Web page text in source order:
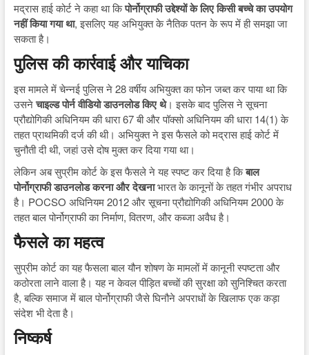
मद्रास हाई कोर्ट ने कहा था किपोर्नोग्राफी उद्देश्यों के लिए किसी बच्चे का उपयोग
नहीं किया गया था, इसलिए यह अभियुक्त के नैतिक पतन के रूप में ही समझा जा
सकता है।
पुलिस की कार्रवाई और याचिका
इस मामले में चेन्नई पुलिस ने 28 वर्षीय अभियुक्त का फोन जब्त कर पाया था कि
उसनेचाइल्ड पोर्न वीडियो डाउनलोड किए थे। इसके बाद पुलिस ने सूचना
प्रौद्योगिकी अधिनियम की धारा 67 बी और पॉक्सो अधिनियम की धारा 14(1) के
तहत प्राथमिकी दर्ज की थी। अभियुक्त ने इस फैसले को मद्रास हाई कोर्ट में
चुनौती दी थी, जहां उसे दोष मुक्त कर दिया गया था।
लेकिन अब सुप्रीम कोर्ट के इस फैसले ने यह स्पष्ट कर दिया है किबाल
पोर्नोग्राफी डाउनलोड करना और देखनाभारत के कानूनों के तहत गंभीर अपराध
है। POCSO अधिनियम 2012 और सूचना प्रौद्योगिकी अधिनियम 2000 के
तहत बाल पोर्नोग्राफी का निर्माण, वितरण, और कब्जा अवैध है।
फैसले का महत्व
सुप्रीम कोर्ट का यह फैसला बाल यौन शोषण के मामलों में कानूनी स्पष्टता और
कठोरता लाने वाला है। यह न केवल पीड़ित बच्चों की सुरक्षा को सुनिश्चित करता
है, बल्कि समाज में बाल पोर्नोग्राफी जैसे घिनौने अपराधों के खिलाफ एक कड़ा
संदेश भी देता है।
निष्कर्ष